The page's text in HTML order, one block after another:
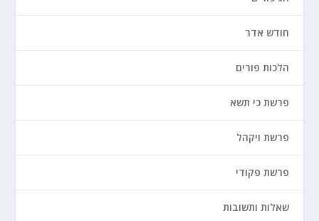
חודש אדר
הלכות פורים
פרשת כי תשא
פרשת ויקהל
פרשת פקודי
שאלות ותשובות